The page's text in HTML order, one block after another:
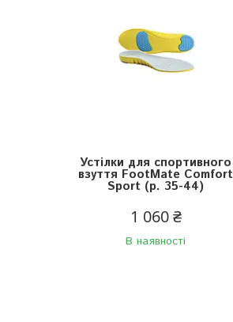
Устілки для спортивного
взуття FootMate Comfort
Sport (р. 35-44)
1 060 ₴
В наявності